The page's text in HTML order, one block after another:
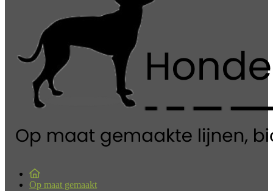
Op maat gemaakt